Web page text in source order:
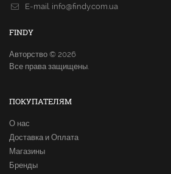
E-mail. info@findy.com.ua
FINDY
Авторство © 2026
Все права защищены.
ПОКУПАТЕЛЯМ
О нас
Доставка и Оплата
Магазины
Бренды